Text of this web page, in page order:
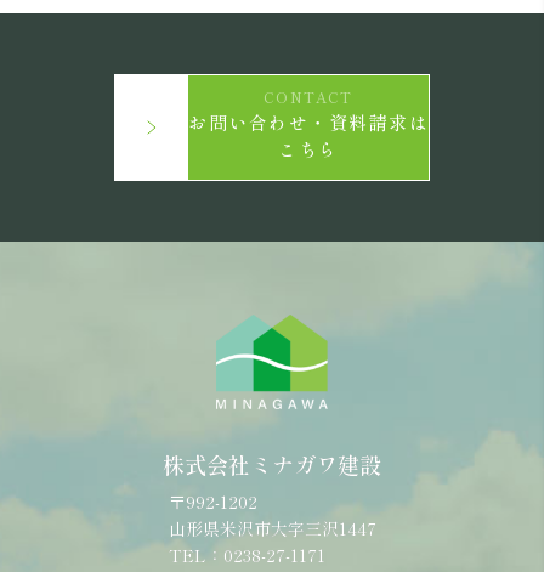
CONTACT
お問い合わせ・資料請求は
こちら
株式会社ミナガワ建設
〒992-1202
山形県米沢市大字三沢1447
TEL：0238-27-1171